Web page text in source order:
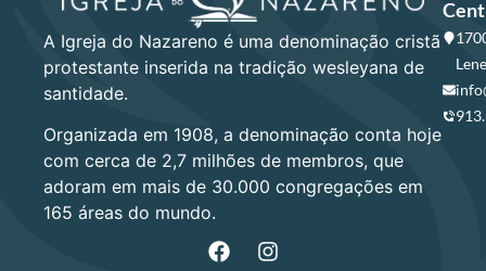
A Igreja do Nazareno é uma denominação cristã
protestante inserida na tradição wesleyana de
santidade.
Organizada em 1908, a denominação conta hoje
com cerca de 2,7 milhões de membros, que
adoram em mais de 30.000 congregações em
165 áreas do mundo.